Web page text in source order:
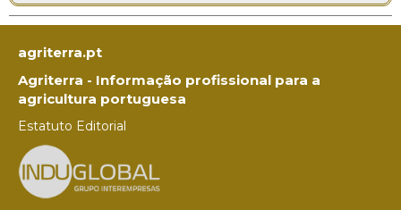
agriterra.pt
Agriterra - Informação profissional para a
agricultura portuguesa
Estatuto Editorial